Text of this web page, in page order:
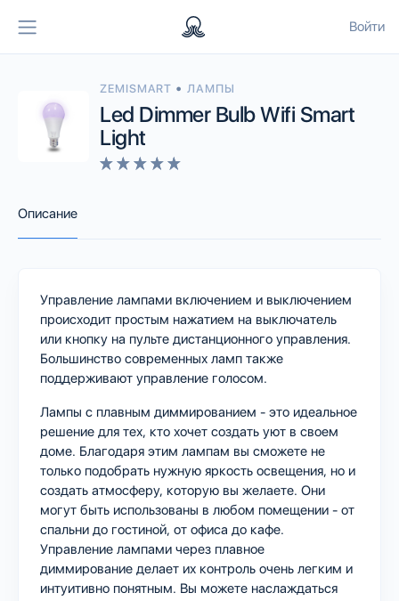
Войти
ZEMISMART • ЛАМПЫ
Led Dimmer Bulb Wifi Smart
Light
Описание
Управление лампами включением и выключением
происходит простым нажатием на выключатель
или кнопку на пульте дистанционного управления.
Большинство современных ламп также
поддерживают управление голосом.
Лампы с плавным диммированием - это идеальное
решение для тех, кто хочет создать уют в своем
доме. Благодаря этим лампам вы сможете не
только подобрать нужную яркость освещения, но и
создать атмосферу, которую вы желаете. Они
могут быть использованы в любом помещении - от
спальни до гостиной, от офиса до кафе.
Управление лампами через плавное
диммирование делает их контроль очень легким и
интуитивно понятным. Вы можете наслаждаться